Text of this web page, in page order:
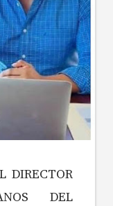
DIRECTOR
DEL